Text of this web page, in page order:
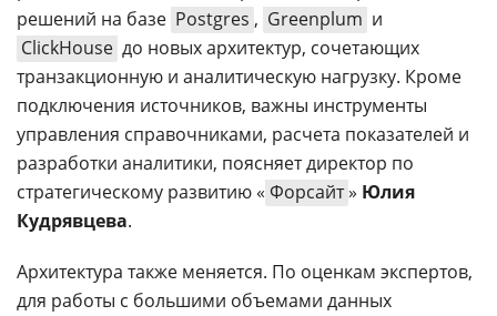
решений на базе Postgres , Greenplum и
ClickHouse до новых архитектур, сочетающих
транзакционную и аналитическую нагрузку. Кроме
подключения источников, важны инструменты
управления справочниками, расчета показателей и
разработки аналитики, поясняет директор по
стратегическому развитию « Форсайт» Юлия
Кудрявцева.
Архитектура также меняется. По оценкам экспертов,
для работы с большими объемами данных